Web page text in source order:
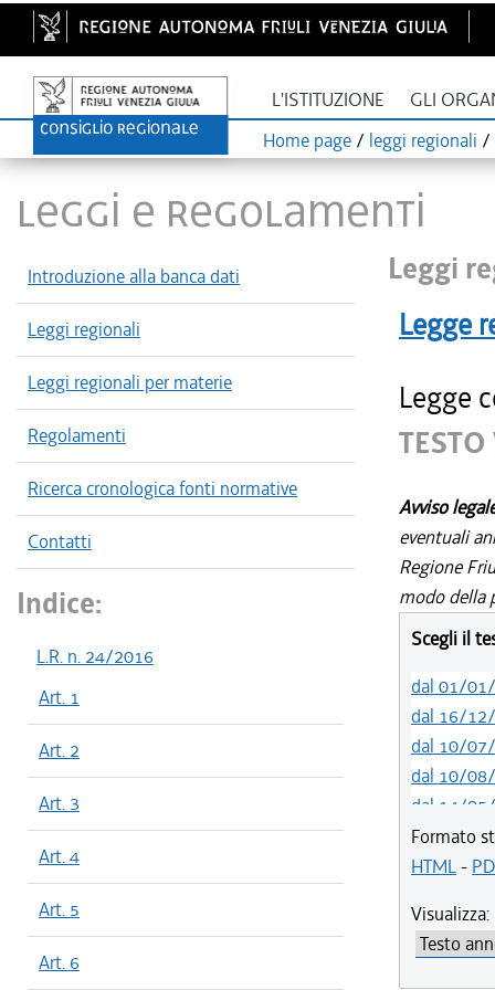
L'ISTITUZIONE GLI
Home page / leggi regionali /
LEGGI E REGOLAMENTI
Introduzione alla banca dati
Leggi regionali
Leggi regionali per materie
Regolamenti
Ricerca cronologica fonti normative
Contatti
Indice:
L.R. n. 24/2016
Art. 1
Art. 2
Art. 3
Art. 4
Art. 5
Art. 6
Leggi
Legge
Legge
Avviso
eventuali
Regione
modo della
Scegli il
dal 01/
dal 16/
dal 10/
dal 10/
dal 14/
dal 01/
dal 20/
dal 10/
dal 01/
dal 05/
Formato
HTML-
Visualizza: